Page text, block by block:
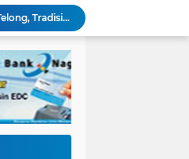
Padang Utara Tampilkan Kearifan Lokal di Festival Telong-Telong, Tradisi Malamang dan Potensi Seafood Curi Perhatian Ribuan Pengunjung
HJK Padang ke-357 Berubah Jadi Gerakan Kemanusiaan, Pemko Hadirkan "Road to Gastronomy Charity" untuk Bantu Korban Banjir
Dua Perwira Polresta Banda Aceh Dikabarkan Diamankan Mabes Polri, Dugaan Narkoba hingga Penyalahgunaan Wewenang Masih Menunggu Kepastian
Kurnia Nugraha Raih Indonesia Public Relations Top Leader 2026, Bukti Komitmen JNE Bangun Bisnis Berkelanjutan Lewat Komunikasi Berdampak
HJK Padang ke-357 Jadi Titik Balik Pendidikan, Pemko Padang Gandeng Universiti Kuala Lumpur Buka Jalan Beasiswa dan Kampus Internasional
KRI Teluk Kendari-518 Bersandar di Teluk Bayur, Hadiah Istimewa HJK Padang ke-357: Warga Diajak Naik Kapal Perang Gratis